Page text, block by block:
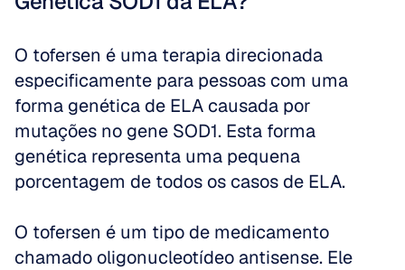
O tofersen é uma terapia direcionada
especificamente para pessoas com uma
forma genética de ELA causada por
mutações no gene SOD1. Esta forma
genética representa uma pequena
porcentagem de todos os casos de ELA.
O tofersen é um tipo de medicamento
chamado oligonucleotídeo antisense. Ele